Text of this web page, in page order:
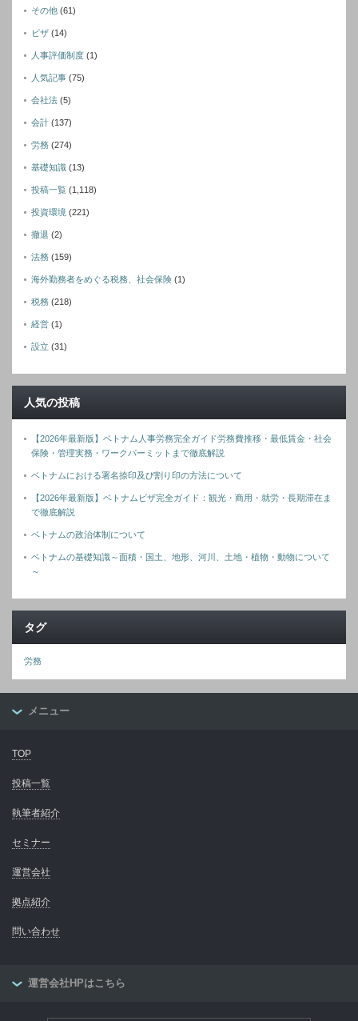
その他 (61)
ビザ (14)
人事評価制度 (1)
人気記事 (75)
会社法 (5)
会計 (137)
労務 (274)
基礎知識 (13)
投稿一覧 (1,118)
投資環境 (221)
撤退 (2)
法務 (159)
海外勤務者をめぐる税務、社会保険 (1)
税務 (218)
経営 (1)
設立 (31)
人気の投稿
【2026年最新版】ベトナム人事労務完全ガイド労務費推移・最低賃金・社会
保険・管理実務・ワークパーミットまで徹底解説
ベトナムにおける署名捺印及び割り印の方法について
【2026年最新版】ベトナムビザ完全ガイド：観光・商用・就労・長期滞在ま
で徹底解説
ベトナムの政治体制について
ベトナムの基礎知識～面積・国土、地形、河川、土地・植物・動物について
～
タグ
労務
メニュー
TOP
投稿一覧
執筆者紹介
セミナー
運営会社
拠点紹介
問い合わせ
運営会社HPはこちら